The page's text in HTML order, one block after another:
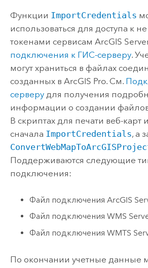
Функции ImportCredentials
использоваться для доступа к
токенами сервисам ArcGIS
подключения к ГИС-серверу.
могут храниться в файлах
созданных в ArcGIS Pro. См.
серверудля получения
информации о создании
В скриптах для печати веб-карт
сначала ImportCredentials, а
Поддерживаются следующие
подключения:
Файл подключенияArcGIS
Файл подключения WMS
Файл подключения WMTS
По окончании учетные данные